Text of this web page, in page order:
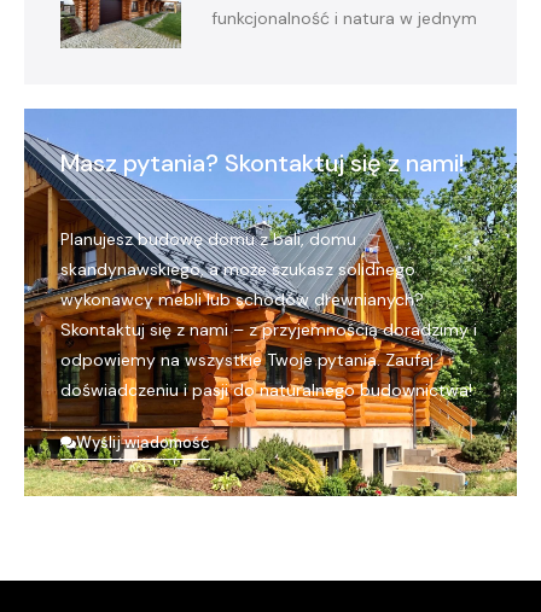
funkcjonalność i natura w jednym
Masz pytania? Skontaktuj się z nami!
Planujesz budowę domu z bali, domu
skandynawskiego, a może szukasz solidnego
wykonawcy mebli lub schodów drewnianych?
Skontaktuj się z nami – z przyjemnością doradzimy i
odpowiemy na wszystkie Twoje pytania. Zaufaj
doświadczeniu i pasji do naturalnego budownictwa!
Wyślij wiadomość